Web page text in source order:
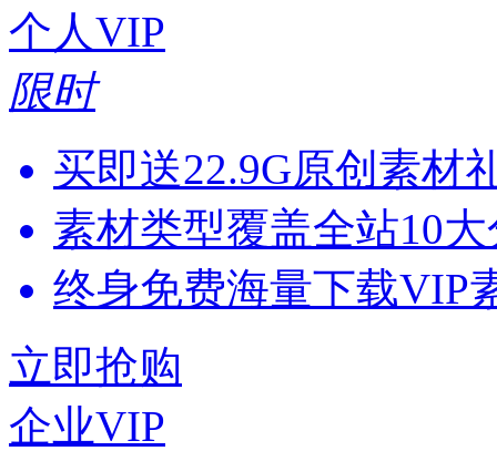
个人VIP
限时
买即送22.9G原创素材
素材类型覆盖全站10
终身免费海量下载VIP
立即抢购
企业VIP